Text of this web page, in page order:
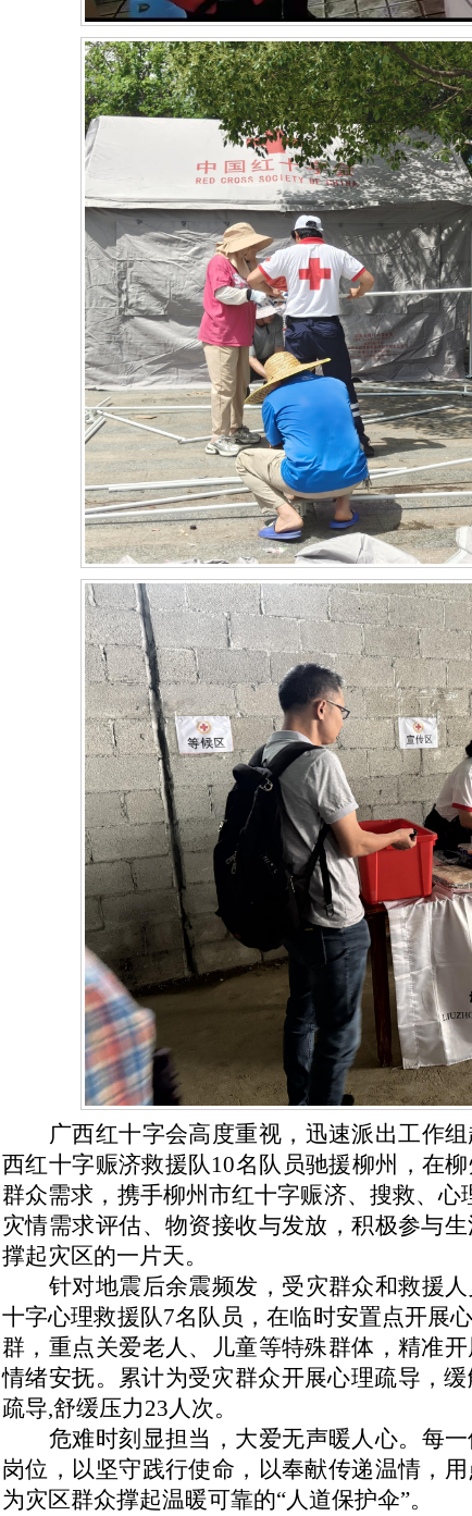
广西红十字会高度重视，迅速派出工作
西红十字赈济救援队10名队员驰援柳州，在
群众需求，携手柳州市红十字赈济、搜救、
灾情需求评估、物资接收与发放，积极参与
撑起灾区的一片天。
针对地震后余震频发，受灾群众和救援
十字心理救援队7名队员，在临时安置点开展
群，重点关爱老人、儿童等特殊群体，精准
情绪安抚。累计为受灾群众开展心理疏导，
疏导,舒缓压力23人次。
危难时刻显担当，大爱无声暖人心。每
岗位，以坚守践行使命，以奉献传递温情，
为灾区群众撑起温暖可靠的“人道保护伞”。